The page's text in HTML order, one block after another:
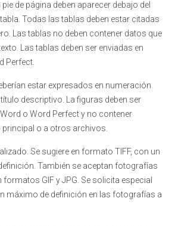
de página deben aparecer debajo del
Todas las tablas deben estar citadas
Las tablas no deben contener datos que
Las tablas deben ser enviadas en
Perfect.
estar expresados en numeración
descriptivo. La figuras deben ser
o Word Perfect y no contener
o a otros archivos.
Se sugiere en formato TIFF, con un
También se aceptan fotografías
formatos GIF y JPG. Se solicita especial
máximo de definición en las fotografías a